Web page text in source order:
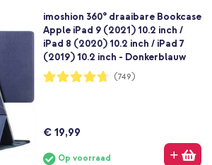
imoshion 360° draaibare Bookcase
Apple iPad 9 (2021) 10.2 inch /
iPad 8 (2020) 10.2 inch / iPad 7
(2019) 10.2 inch - Donkerblauw
Waardering:
94%
(749)
€ 19,99
Op voorraad